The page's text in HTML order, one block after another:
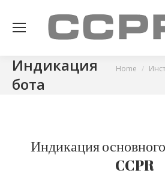
Индикация
бота
You are here:
Home
Индикация
CCPR